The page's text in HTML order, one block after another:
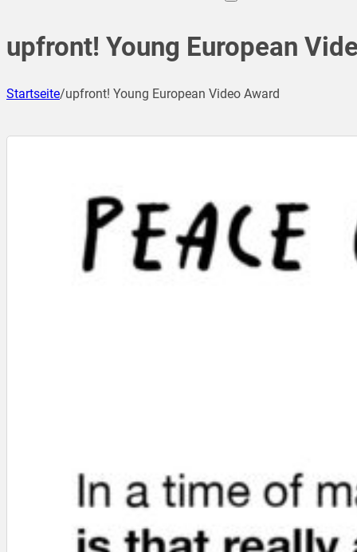
upfront! Young European
Startseite/upfront! Young European Video Award